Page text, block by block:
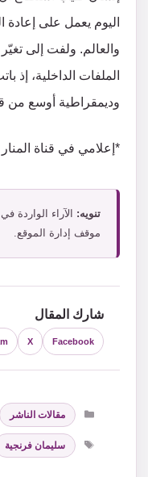
اليوم يعمل على إعادة
والعالم. ولفت إلى
الملفات الداخلية، إذ
وديمقراطية أوسع من
*إعلامي في قناة المنار
تنويه: الآراء الواردة
موقف إدارة الموقع.
شارك المقال
Facebook
X
التصنيفات
مقالات الناشر
الوسوم
سليمان فرنجية